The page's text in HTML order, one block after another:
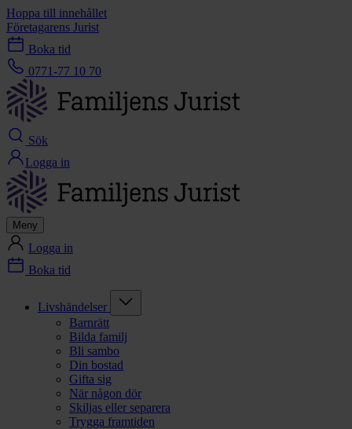
Hoppa till innehållet
Företagarens Jurist
Boka tid
0771-77 10 70
Sök
Logga in
Meny
Logga in
Boka tid
Livshändelser
Barnrätt
Bilda familj
Bli sambo
Din bostad
Gifta sig
När någon dör
Skiljas eller separera
Trygga framtiden